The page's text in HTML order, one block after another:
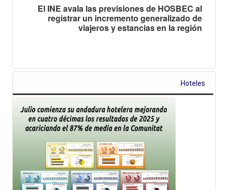
El INE avala las previsiones de HOSBEC al
registrar un incremento generalizado de
viajeros y estancias en la región
Hoteles